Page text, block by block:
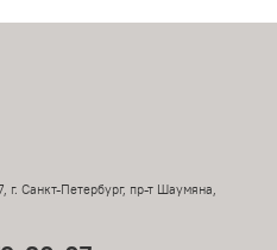
Санкт-Петербург, пр-т Шаумяна,